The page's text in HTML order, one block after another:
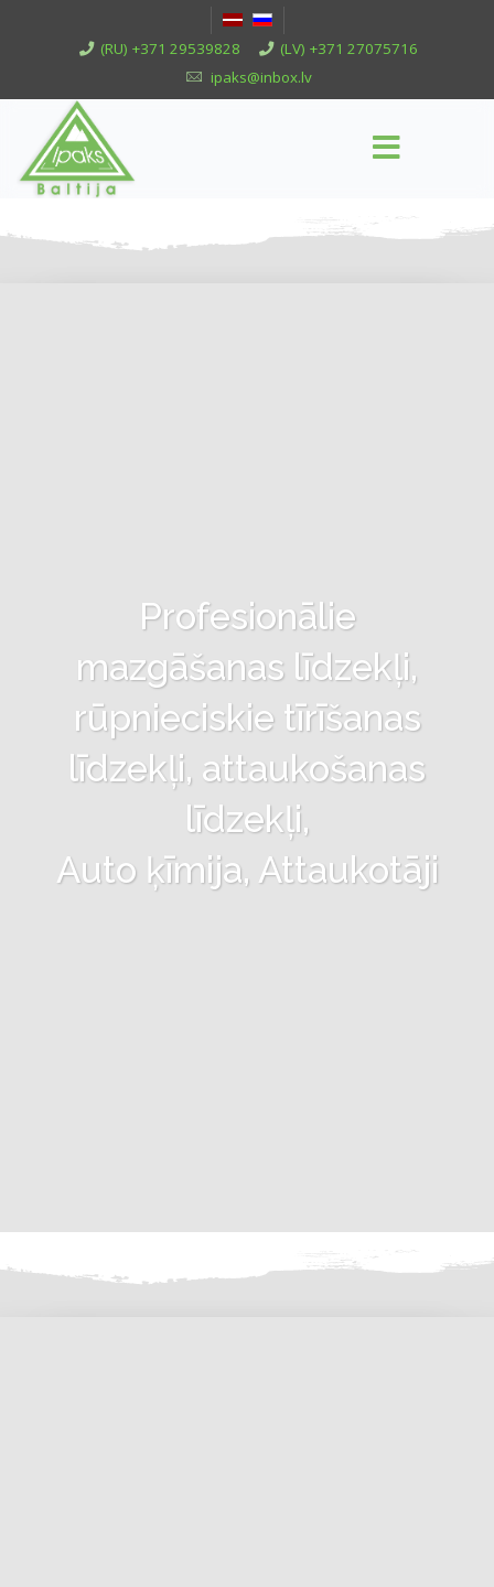
(RU) +371 29539828
(LV) +371 27075716
ipaks@inbox.lv
Profesionālie
mazgāšanas līdzekļi,
rūpnieciskie tīrīšanas
līdzekļi, attaukošanas
līdzekļi,
Auto ķīmija, Attaukotāji